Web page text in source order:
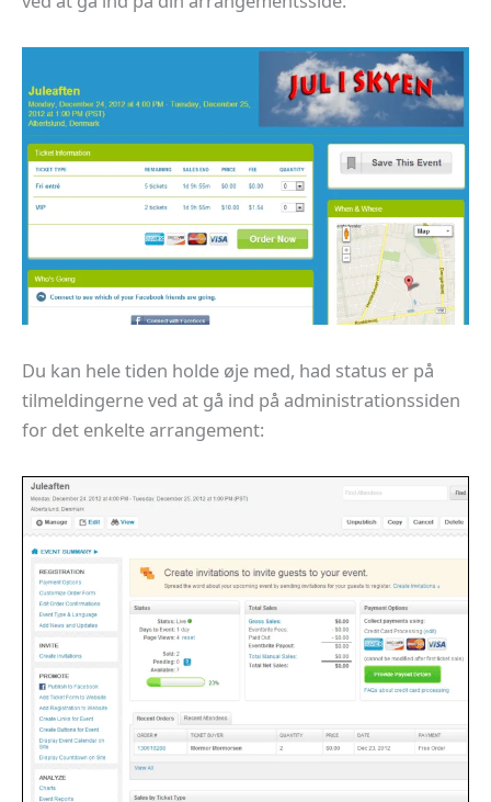
Du kan hele tiden holde øje med, had status er på
tilmeldingerne ved at gå ind på administrationssiden
for det enkelte arrangement: